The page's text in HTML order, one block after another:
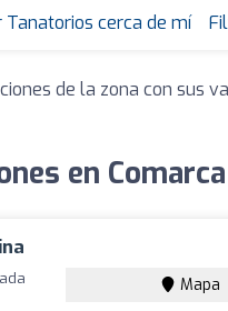
Tanatorios cerca de mí
de la zona con sus
en
Mapa